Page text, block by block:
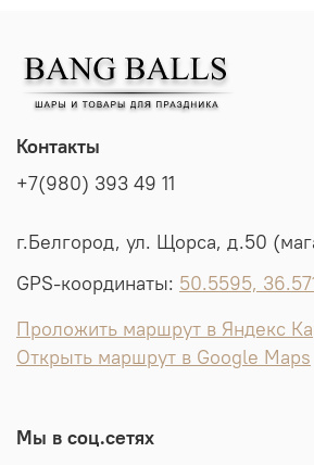
Контакты
+7(980) 393 49 11
г.Белгород, ул. Щорса, д.50
GPS-координаты: 50.5595,
Проложить маршрут в Яндекс
Открыть маршрут в Google Maps
Мы в соц.сетях